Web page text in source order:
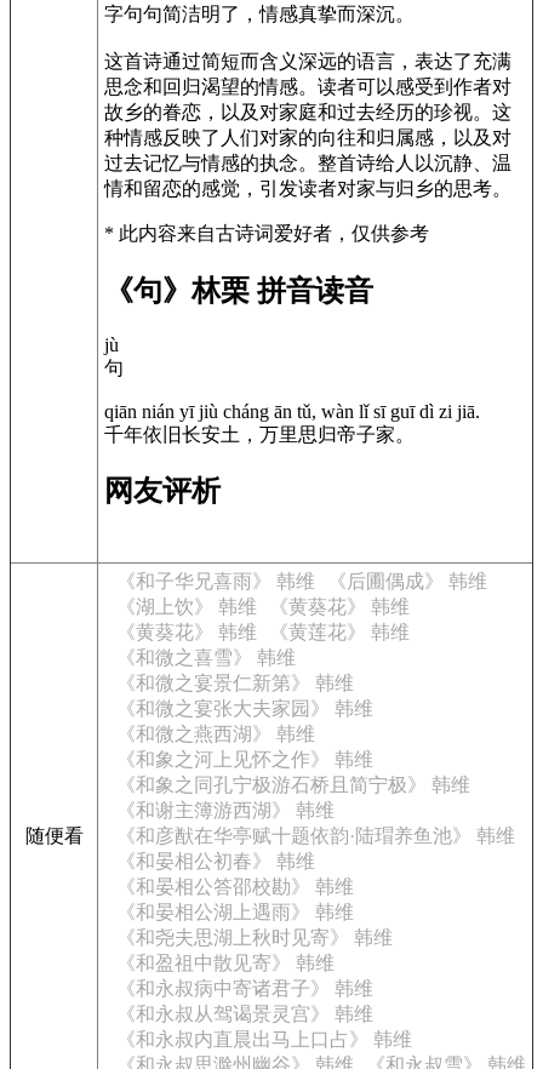
字句句简洁明了，情感真挚而深沉。
这首诗通过简短而含义深远的语言，表达了充满
思念和回归渴望的情感。读者可以感受到作者对
故乡的眷恋，以及对家庭和过去经历的珍视。这
种情感反映了人们对家的向往和归属感，以及对
过去记忆与情感的执念。整首诗给人以沉静、温
情和留恋的感觉，引发读者对家与归乡的思考。
* 此内容来自古诗词爱好者，仅供参考
《句》林栗 拼音读音
jù
句
qiān nián yī jiù cháng ān tǔ, wàn lǐ sī guī dì zi jiā.
千年依旧长安土，万里思归帝子家。
网友评析
随便看
《和子华兄喜雨》 韩维
《后圃偶成》 韩维
《湖上饮》 韩维
《黄葵花》 韩维
《黄葵花》 韩维
《黄莲花》 韩维
《和微之喜雪》 韩维
《和微之宴景仁新第》 韩维
《和微之宴张大夫家园》 韩维
《和微之燕西湖》 韩维
《和象之河上见怀之作》 韩维
《和象之同孔宁极游石桥且简宁极》 韩维
《和谢主簿游西湖》 韩维
《和彦猷在华亭赋十题依韵·陆瑁养鱼池》 韩维
《和晏相公初春》 韩维
《和晏相公答邵校勘》 韩维
《和晏相公湖上遇雨》 韩维
《和尧夫思湖上秋时见寄》 韩维
《和盈祖中散见寄》 韩维
《和永叔病中寄诸君子》 韩维
《和永叔从驾谒景灵宫》 韩维
《和永叔内直晨出马上口占》 韩维
《和永叔思滁州幽谷》 韩维
《和永叔雪》 韩维